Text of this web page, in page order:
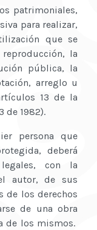
patrimoniales,
para realizar,
que se
la
pública, la
arreglo u
13 de la
de 1982).
persona que
deberá
con la
autor, de sus
de los derechos
de una obra
de los mismos.